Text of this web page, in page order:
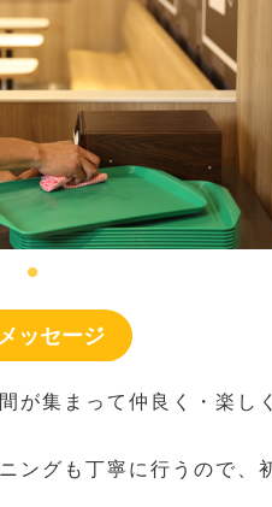
ッセージ
が集まって仲良く・楽し
ングも丁寧に行うので、